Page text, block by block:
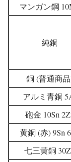
マンガン鋼
純銅
銅 (普通商
アルミ青銅
砲金 10Sn
黄銅 (赤) 9Sn
七三黄銅